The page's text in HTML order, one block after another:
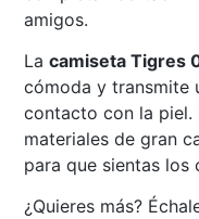
amigos.
Lacamiseta Tigres
cómoda y transmite
contacto con la
materiales de gran
para que sientas los
¿Quieres más?